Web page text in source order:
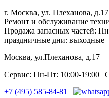
г. Москва, ул. Плеханова, д.17
Ремонт и обслуживание
Продажа запасных частей:
праздничные дни: выходные
Москва, ул.Плеханова, д.17
Сервис: Пн-Пт: 10:00-19:00 |
+7 (495) 585-84-81